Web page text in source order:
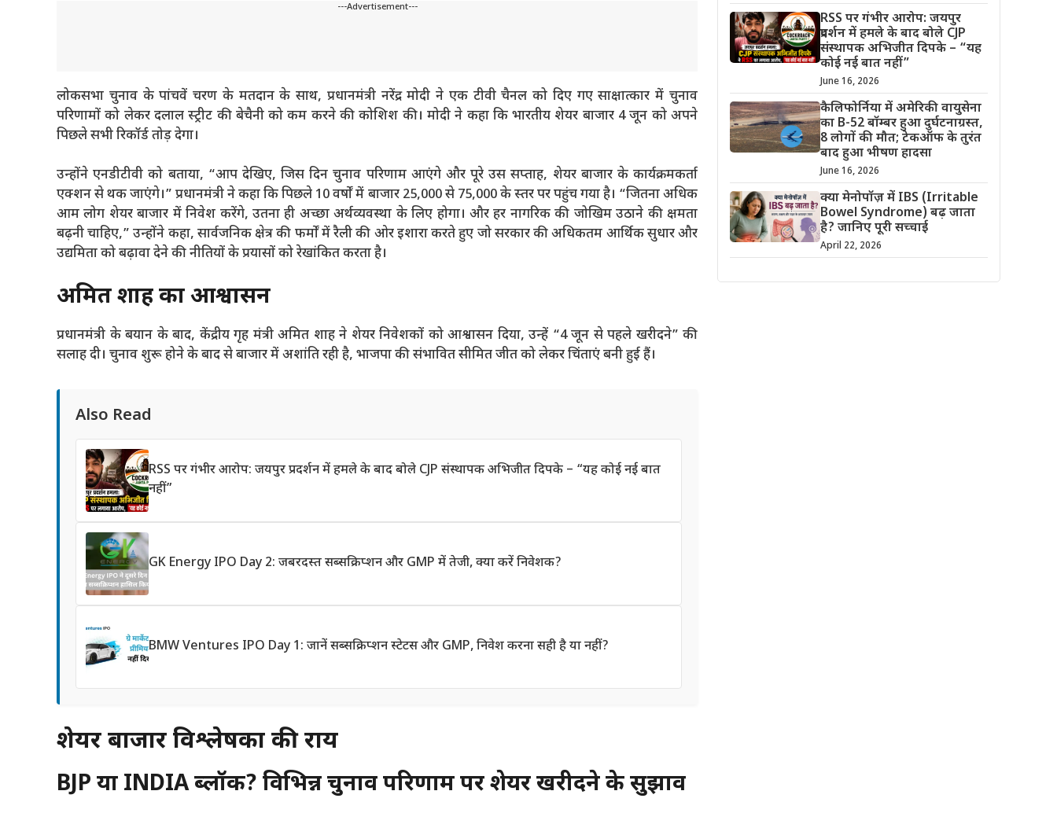
---Advertisement---
लोकसभा चुनाव के पांचवें चरण के मतदान के साथ, प्रधानमंत्री नरेंद्र मोदी ने एक टीवी चैनल को दिए गए साक्षात्कार में चुनाव
परिणामों को लेकर दलाल स्ट्रीट की बेचैनी को कम करने की कोशिश की। मोदी ने कहा कि भारतीय शेयर बाजार 4 जून को अपने
पिछले सभी रिकॉर्ड तोड़ देगा।
उन्होंने एनडीटीवी को बताया, “आप देखिए, जिस दिन चुनाव परिणाम आएंगे और पूरे उस सप्ताह, शेयर बाजार के कार्यक्रमकर्ता
एक्शन से थक जाएंगे।” प्रधानमंत्री ने कहा कि पिछले 10 वर्षों में बाजार 25,000 से 75,000 के स्तर पर पहुंच गया है। “जितना अधिक
आम लोग शेयर बाजार में निवेश करेंगे, उतना ही अच्छा अर्थव्यवस्था के लिए होगा। और हर नागरिक की जोखिम उठाने की क्षमता
बढ़नी चाहिए,” उन्होंने कहा, सार्वजनिक क्षेत्र की फर्मों में रैली की ओर इशारा करते हुए जो सरकार की अधिकतम आर्थिक सुधार और
उद्यमिता को बढ़ावा देने की नीतियों के प्रयासों को रेखांकित करता है।
अमित शाह का आश्वासन
प्रधानमंत्री के बयान के बाद, केंद्रीय गृह मंत्री अमित शाह ने शेयर निवेशकों को आश्वासन दिया, उन्हें “4 जून से पहले खरीदने” की
सलाह दी। चुनाव शुरू होने के बाद से बाजार में अशांति रही है, भाजपा की संभावित सीमित जीत को लेकर चिंताएं बनी हुई हैं।
Also Read
RSS पर गंभीर आरोप: जयपुर प्रदर्शन में हमले के बाद बोले CJP संस्थापक अभिजीत दिपके – “यह कोई नई बात
नहीं”
GK Energy IPO Day 2: जबरदस्त सब्सक्रिप्शन और GMP में तेजी, क्या करें निवेशक?
BMW Ventures IPO Day 1: जानें सब्सक्रिप्शन स्टेटस और GMP, निवेश करना सही है या नहीं?
शेयर बाजार विश्लेषकों की राय
BJP या INDIA ब्लॉक? विभिन्न चुनाव परिणाम पर शेयर खरीदने के सुझाव
RSS पर गंभीर आरोप: जयपुर
प्रदर्शन में हमले के बाद बोले CJP
संस्थापक अभिजीत दिपके – “यह
कोई नई बात नहीं”
June 16, 2026
कैलिफोर्निया में अमेरिकी वायुसेना
का B-52 बॉम्बर हुआ दुर्घटनाग्रस्त,
8 लोगों की मौत; टेकऑफ के तुरंत
बाद हुआ भीषण हादसा
June 16, 2026
क्या मेनोपॉज़ में IBS (Irritable
Bowel Syndrome) बढ़ जाता
है? जानिए पूरी सच्चाई
April 22, 2026